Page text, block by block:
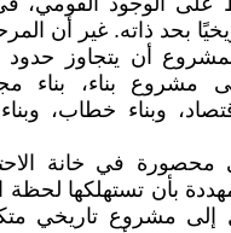
بحد ذاته. غير أن
أن يتجاوز حدود
مشروع بناء، بناء
وبناء خطاب،
محصورة في خانة
بأن تستهلكها لحظة
إلى مشروع تاريخي